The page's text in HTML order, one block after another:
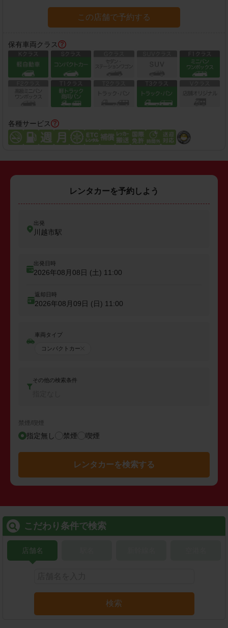
この店舗で予約する
保有車両クラス
各種サービス
レンタカーを予約しよう
出発
川越市駅
出発日時
2026年08月08日 (土) 11:00
返却日時
2026年08月09日 (日) 11:00
車両タイプ
コンパクトカー
その他の検索条件
禁煙/喫煙
指定無し 禁煙 喫煙
レンタカーを検索する
こだわり条件で検索
店舗名
検索